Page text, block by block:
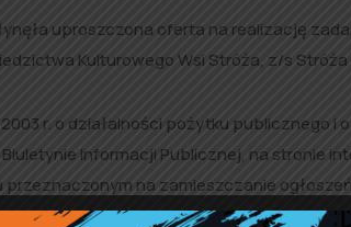
uproszczona oferta na realizację
Kulturowego Wsi Stróża, z/s Stróża
r. o działalności pożytku publicznego i
Informacji Publicznej, na stronie
przeznaczonym na zamieszczanie